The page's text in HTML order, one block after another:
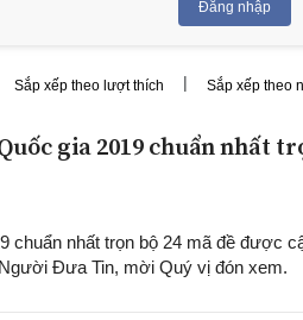
Đăng nhập
Sắp xếp theo lượt thích | Sắp xếp theo
gia 2019 chuẩn nhất
chuẩn nhất trọn bộ 24 mã đề được
Đưa Tin, mời Quý vị đón xem.